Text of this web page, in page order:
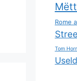
Rome
Tom